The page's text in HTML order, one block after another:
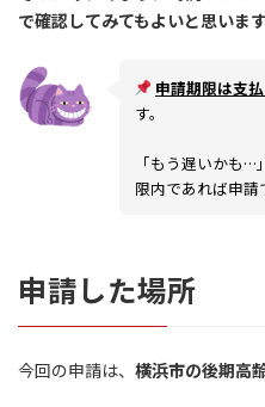
で確認してみてもよいと思います
申請期限は支
す。
「もう遅いかも
限内であれば申請
申請した場所
今回の申請は、 横浜市の後期高